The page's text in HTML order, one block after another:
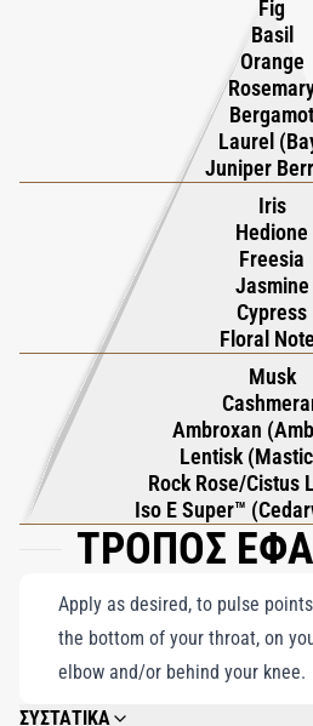
αίσθηση. Όλα μαζί συνθέτουν μια
οσφρητική συμφωνία που εκφράζει
γαλήνη της ζωής δίπλα στη θάλασσα.
Fig
Basil
Orange
Bergamot
Laurel
Juniper
Iris
Hedione
Freesia
Jasmine
Cypress
Floral
Musk
Ambroxan
Lentisk
Rock Rose/Cistus
Iso E Super™
ΤΡΟΠΟΣ
Apply as desired, to pulse
the bottom of your throat, on
elbow and/or behind your knee.
ΣΥΣΤΑΤΙΚΑ